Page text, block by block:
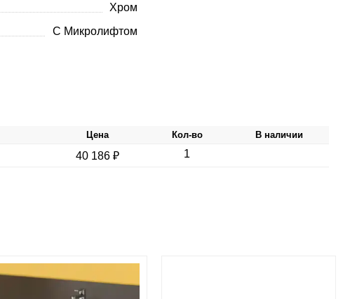
Хром
С Микролифтом
Цена Кол-во В наличии
40 186 ₽ 1